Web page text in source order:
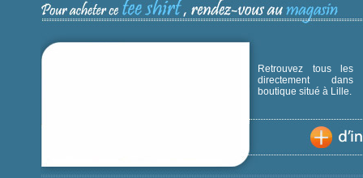
Retrouvez tous les
directement
boutique situé à Lille.